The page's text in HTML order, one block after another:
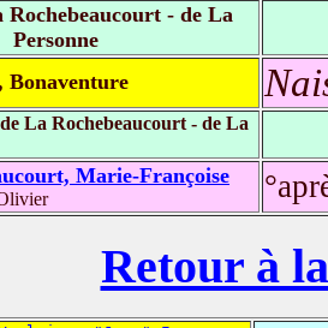
- de La
Personne
Bonaventure
de La Rochebeaucourt - de La
Marie-Françoise
Retour à